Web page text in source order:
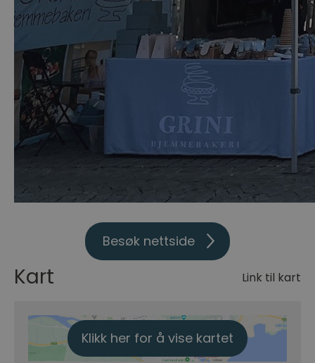
Besøk nettside
Kart Link til kart
Klikk her for å vise kartet